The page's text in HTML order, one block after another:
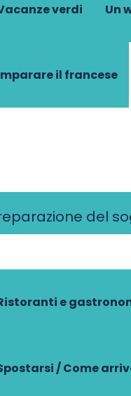
verdi Un
il francese
del
e
/ Come
e le idee per
casella di
nostro assistente
per aiutarvi.